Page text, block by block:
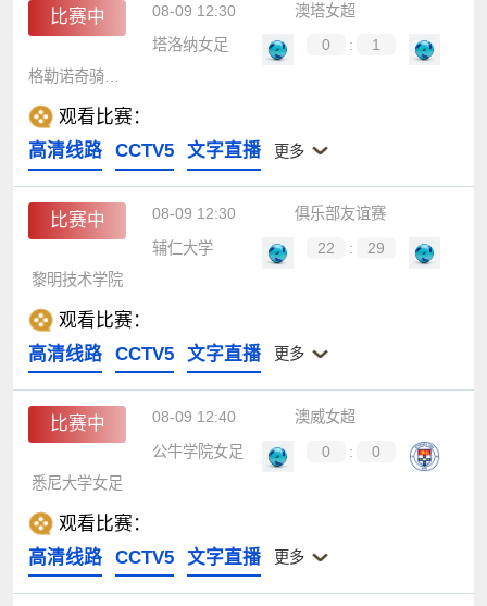
比赛中 08-09 12:30
澳塔女超
塔洛纳女足
0 :
1
观看比赛：
高清线路
CCTV5 文字直播 更多
比赛中 08-09 12:30
俱乐部友谊赛
辅仁大学
22 :
29
黎明技术学院
观看比赛：
高清线路
CCTV5 文字直播 更多
比赛中 08-09 12:40
澳威女超
公牛学院女足
0 :
0
悉尼大学女足
观看比赛：
高清线路
CCTV5 文字直播 更多